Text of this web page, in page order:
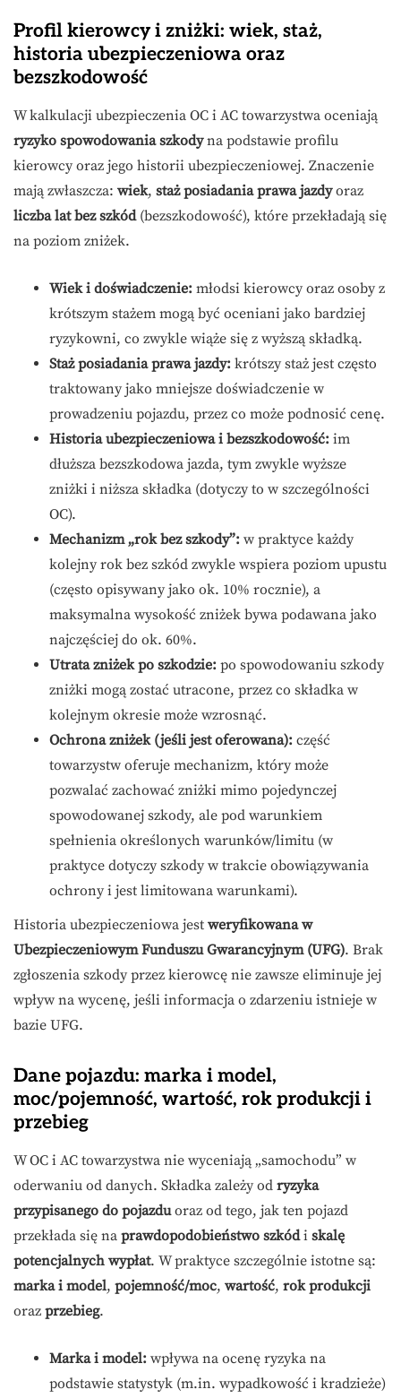
Profil kierowcy i zniżki: wiek, staż,
historia ubezpieczeniowa oraz
bezszkodowość
W kalkulacji ubezpieczenia OC i AC towarzystwa oceniają
ryzyko spowodowania szkodyna podstawie profilu
kierowcy oraz jego historii ubezpieczeniowej. Znaczenie
mają zwłaszcza: wiek, staż posiadania prawa jazdyoraz
liczba lat bez szkód(bezszkodowość), które przekładają się
na poziom zniżek.
Wiek i doświadczenie: młodsi kierowcy oraz osoby z
krótszym stażem mogą być oceniani jako bardziej
ryzykowni, co zwykle wiąże się z wyższą składką.
Staż posiadania prawa jazdy: krótszy staż jest często
traktowany jako mniejsze doświadczenie w
prowadzeniu pojazdu, przez co może podnosić cenę.
Historia ubezpieczeniowa i bezszkodowość: im
dłuższa bezszkodowa jazda, tym zwykle wyższe
zniżki i niższa składka (dotyczy to w szczególności
OC).
Mechanizm „rok bez szkody”: w praktyce każdy
kolejny rok bez szkód zwykle wspiera poziom upustu
(często opisywany jako ok. 10% rocznie), a
maksymalna wysokość zniżek bywa podawana jako
najczęściej do ok. 60%.
Utrata zniżek po szkodzie: po spowodowaniu szkody
zniżki mogą zostać utracone, przez co składka w
kolejnym okresie może wzrosnąć.
Ochrona zniżek (jeśli jest oferowana): część
towarzystw oferuje mechanizm, który może
pozwalać zachować zniżki mimo pojedynczej
spowodowanej szkody, ale pod warunkiem
spełnienia określonych warunków/limitu (w
praktyce dotyczy szkody w trakcie obowiązywania
ochrony i jest limitowana warunkami).
Historia ubezpieczeniowa jest weryfikowana w
Ubezpieczeniowym Funduszu Gwarancyjnym (UFG). Brak
zgłoszenia szkody przez kierowcę nie zawsze eliminuje jej
wpływ na wycenę, jeśli informacja o zdarzeniu istnieje w
bazie UFG.
Dane pojazdu: marka i model,
moc/pojemność, wartość, rok produkcji i
przebieg
W OC i AC towarzystwa nie wyceniają „samochodu” w
oderwaniu od danych. Składka zależy od ryzyka
przypisanego do pojazduoraz od tego, jak ten pojazd
przekłada się na prawdopodobieństwo szkódi skalę
potencjalnych wypłat. W praktyce szczególnie istotne są:
marka i model, pojemność/moc, wartość, rok produkcji
oraz przebieg.
Marka i model: wpływa na ocenę ryzyka na
podstawie statystyk (m.in. wypadkowość i kradzieże)